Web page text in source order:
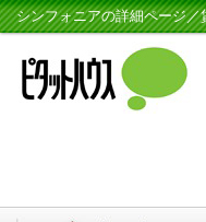
シンフォニアの詳細ページ